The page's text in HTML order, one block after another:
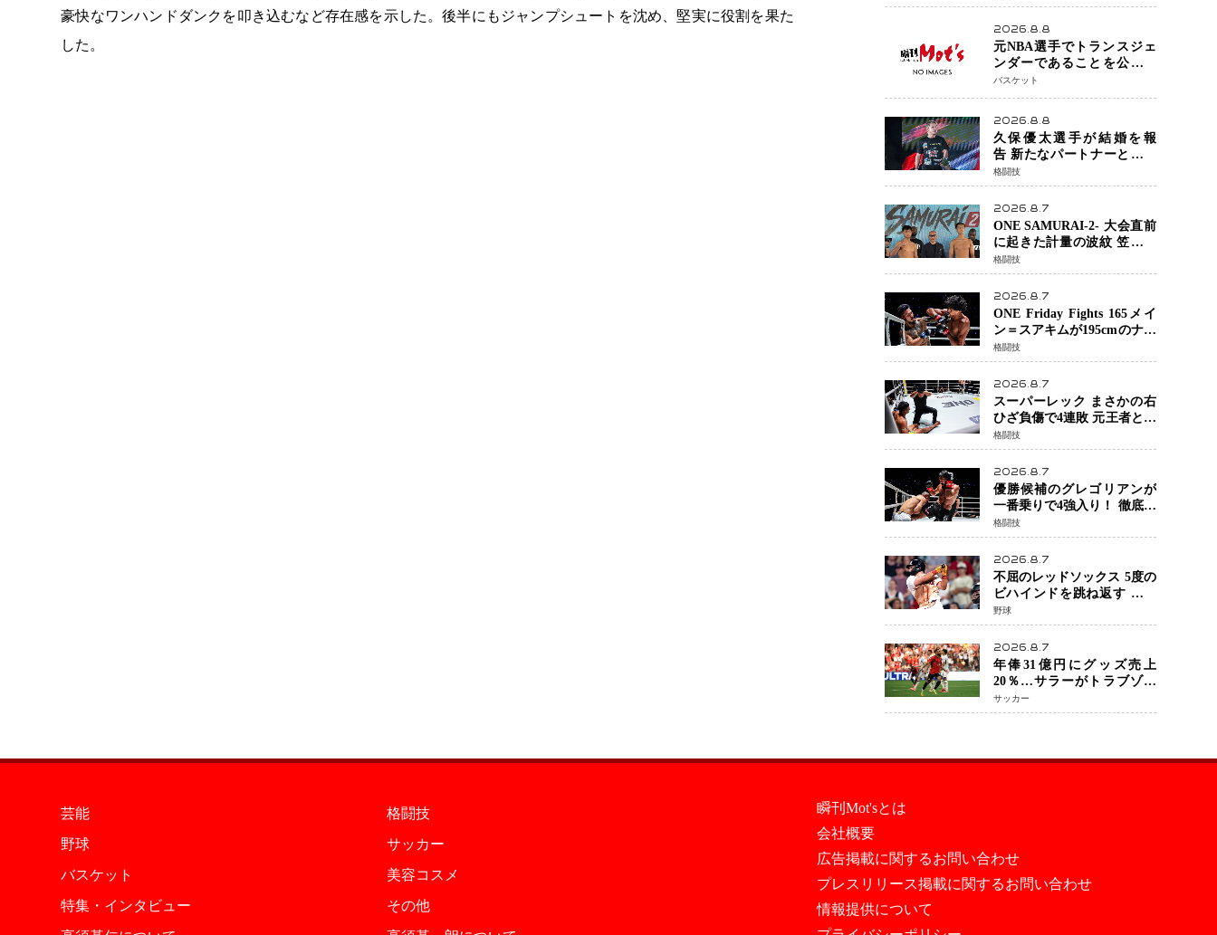
豪快なワンハンドダンクを叩き込むなど存在感を示した。後半にもジャンプシュートを沈め、堅実に役割を果た
した。
告 夫・岸田タツヤさんと
連名「夫婦ともに幸せに感
じています」
2026.8.8
元NBA選手でトランスジェ
ンダーであることを公にし
ているエネス・カンターが
WNBAドラフト参戦を表明
る」異例の挑戦、その背景
に女子スポーツを巡る議論
バスケット
2026.8.8
久保優太選手が結婚を報
告 新たなパートナーと歩む
「集大成の一年」競技生活
を支える存在に感謝
格闘技
2026.8.7
ONE SAMURAI-2- 大会直前
に起きた計量の波紋 笠原弘
希ら注目ファイターは契約
体重で決戦へ、山本歩夢と
平山諒選手戦は中止に
格闘技
2026.8.7
ONE Friday Fights 165メイ
ン＝スアキムが195cmのナビ
ル・アナンからダウン奪
取！猛反撃を耐え抜き判定
勝利、8連勝を達成
格闘技
2026.8.7
スーパーレック まさかの右
ひざ負傷で4連敗 元王者とし
て異例の苦境…「アクシデ
ント」でも消えない危険信
号
格闘技
2026.8.7
優勝候補のグレゴリアンが
一番乗りで4強入り！ 徹底し
たローキックでウスビャン
を攻略、判定勝利
格闘技
2026.8.7
不屈のレッドソックス 5度の
ビハインドを跳ね返す 延長
13回サヨナラ勝ち 吉田正尚
選手も2安打1打点で貢献 4得
点以上は驚異の28連勝
野球
2026.8.7
年俸31億円にグッズ売上
20％…サラーがトラブゾン
スポル加入 世界サッカーは
「五大リーグ一強」から新
サッカー
芸能
格闘技
野球
サッカー
バスケット
美容コスメ
特集・インタビュー
その他
瞬刊Mot'sとは
会社概要
広告掲載に関するお問い合わせ
プレスリリース掲載に関するお問い合わせ
情報提供について